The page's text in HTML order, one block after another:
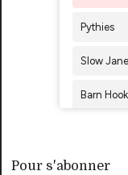
Pour s'abonner